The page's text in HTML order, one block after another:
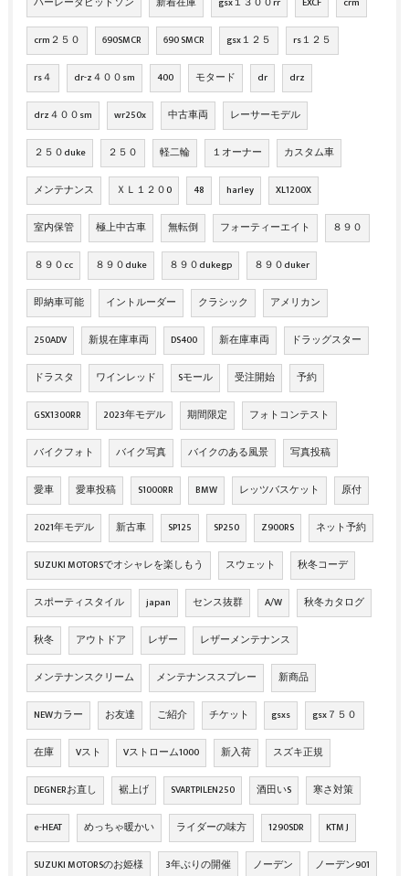
crm２５０ 690SMCR 690 SMCR gsx１２５ rs１２５
rs４ dr-z４００sm 400 モタード dr drz
drz４００sm wr250x 中古車両 レーサーモデル
２５０duke ２５０ 軽二輪 １オーナー カスタム車
メンテナンス ＸＬ１２０0 48 harley XL1200X
室内保管 極上中古車 無転倒 フォーティーエイト ８９０
８９０cc ８９０duke ８９０dukegp ８９０duker
即納車可能 イントルーダー クラシック アメリカン
250ADV 新規在庫車両 DS400 新在庫車両 ドラッグスター
ドラスタ ワインレッド Sモール 受注開始 予約
GSX1300RR 2023年モデル 期間限定 フォトコンテスト
バイクフォト バイク写真 バイクのある風景 写真投稿
愛車 愛車投稿 S1000RR BMW レッツバスケット 原付
2021年モデル 新古車 SP125 SP250 Z900RS ネット予約
SUZUKI MOTORSでオシャレを楽しもう スウェット 秋冬コーデ
スポーティスタイル japan センス抜群 A/W 秋冬カタログ
秋冬 アウトドア レザー レザーメンテナンス
メンテナンスクリーム メンテナンススプレー 新商品
NEWカラー お友達 ご紹介 チケット gsxs gsx７５０
在庫 Vスト Vストローム1000 新入荷 スズキ正規
DEGNERお直し 裾上げ SVARTPILEN250 酒田いS 寒さ対策
e-HEAT めっちゃ暖かい ライダーの味方 1290SDR KTM J
SUZUKI MOTORSのお姫様 3年ぶりの開催 ノーデン ノーデン901